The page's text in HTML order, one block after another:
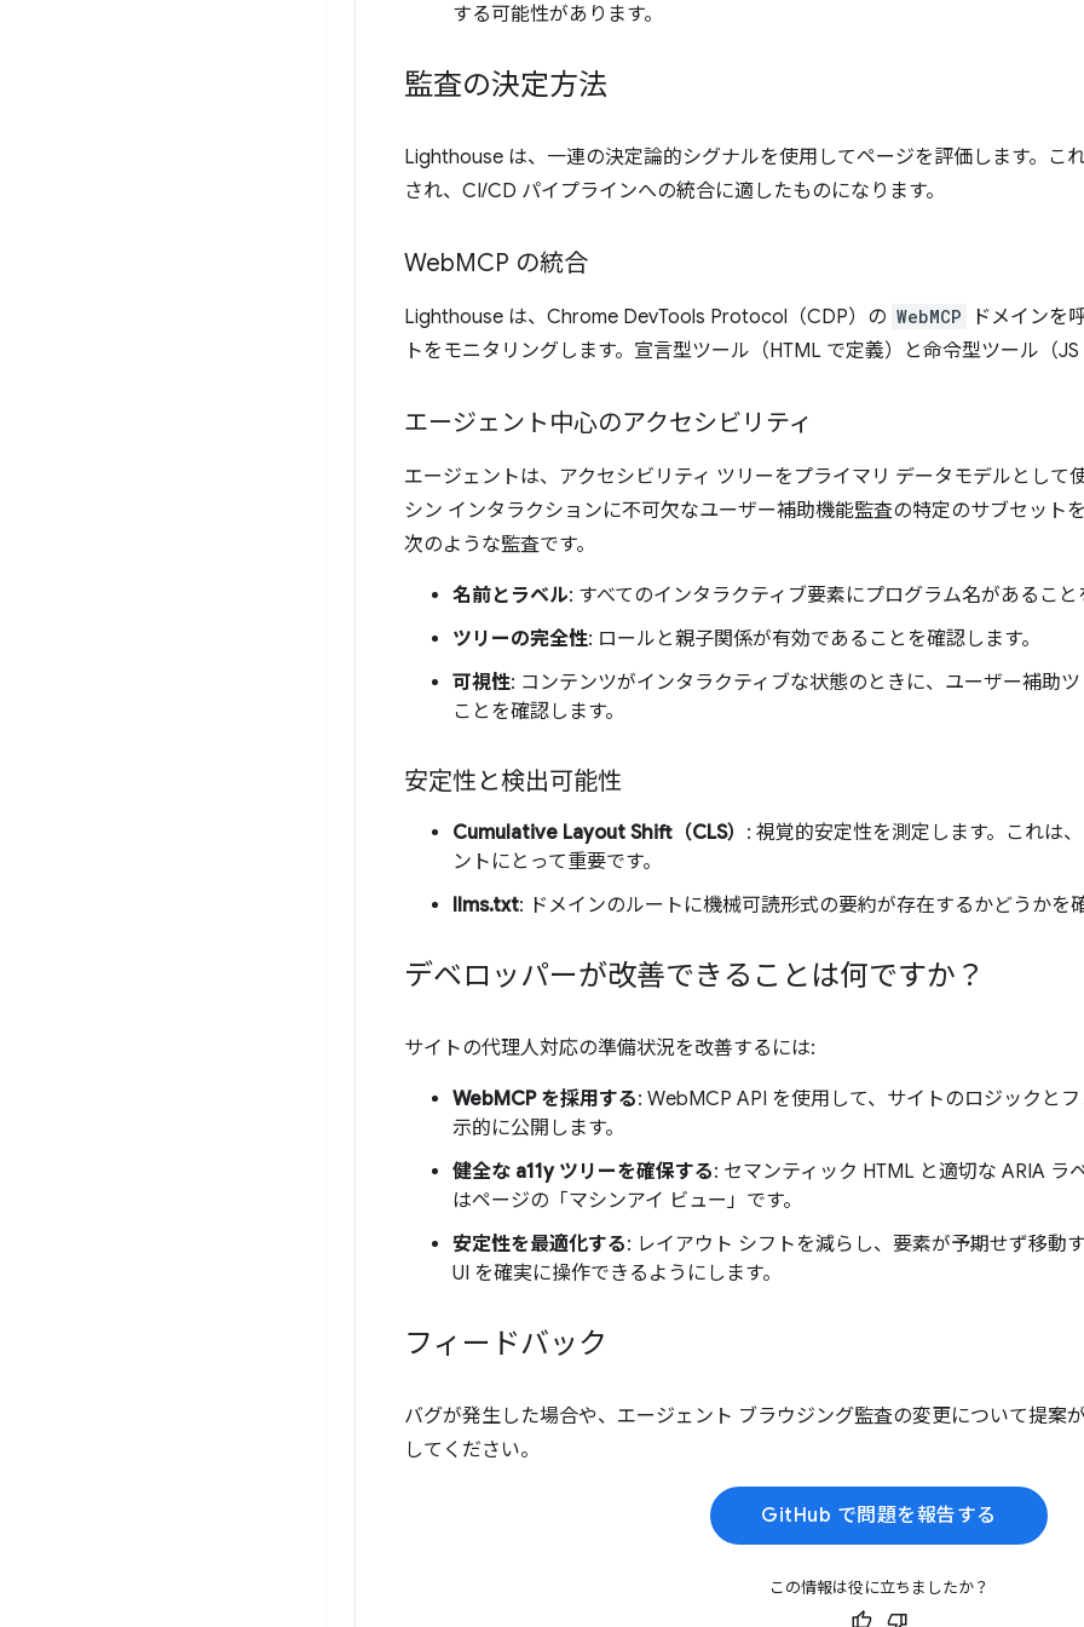
する可能性があります。
監査の決定方法
Lighthouse は、一連の決定論的シグナルを使用してページを評価します。こ
され、CI/CD パイプラインへの統合に適したものになります。
WebMCP の統合
Lighthouse は、Chrome DevTools Protocol（CDP）の WebMCP
ドメインを
トをモニタリングします。宣言型ツール（HTML で定義）と命令型ツール（
エージェント中心のアクセシビリティ
エージェントは、アクセシビリティ ツリーをプライマリ データモデルとして
シン インタラクションに不可欠なユーザー補助機能監査の特定のサブセット
次のような監査です。
名前とラベル: すべてのインタラクティブ要素にプログラム名があるこ
ツリーの完全性: ロールと親子関係が有効であることを確認します。
可視性: コンテンツがインタラクティブな状態のときに、ユーザー補助
ことを確認します。
安定性と検出可能性
Cumulative Layout Shift（CLS） : 視覚的安定性を測定します。これは
ントにとって重要です。
llms.txt: ドメインのルートに機械可読形式の要約が存在するかどうかを
デベロッパーが改善できることは何ですか？
サイトの代理人対応の準備状況を改善するには:
WebMCP を採用する: WebMCP API を使用して、サイトのロジックと
示的に公開します。
健全な a11y ツリーを確保する: セマンティック HTML と適切な ARIA ラ
はページの「マシンアイ ビュー」です。
安定性を最適化する: レイアウト シフトを減らし、要素が予期せず移動
UI を確実に操作できるようにします。
フィードバック
バグが発生した場合や、エージェント ブラウジング監査の変更について提案
してください。
GitHub で問題を報告する
この情報は役に立ちましたか？